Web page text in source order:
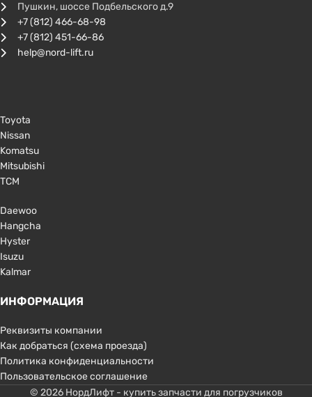
Пушкин, шоссе Подбельского д.9
+7 (812) 466-68-98
+7 (812) 451-66-86
help@nord-lift.ru
Toyota
Nissan
Komatsu
Mitsubishi
TCM
Daewoo
Hangcha
Hyster
Isuzu
Kalmar
ИНФОРМАЦИЯ
Реквизиты компании
Как добраться (схема проезда)
Политика конфиденциальности
Пользовательское соглашение
© 2026 НордЛифт - купить запчасти для погрузчиков